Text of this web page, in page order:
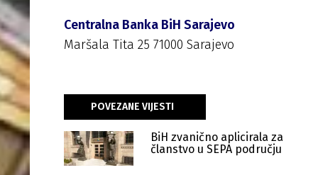
Centralna Banka BiH Sarajevo
Maršala Tita 25 71000 Sarajevo
POVEZANE VIJESTI
BiH zvanično aplicirala za
članstvo u SEPA području